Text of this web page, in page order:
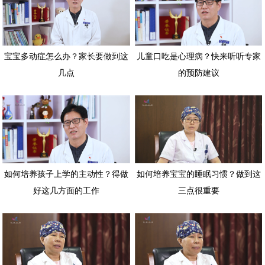
宝宝多动症怎么办？家长要做到这
几点
儿童口吃是心理病？快来听听专家
的预防建议
如何培养孩子上学的主动性？得做
好这几方面的工作
如何培养宝宝的睡眠习惯？做到这
三点很重要